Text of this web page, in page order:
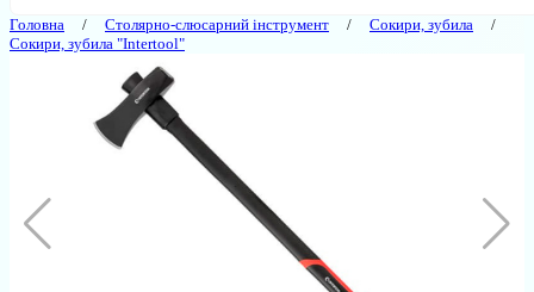
Головна Столярно-слюсарний інструмент
Сокири, зубила
Сокири, зубила "Intertool"